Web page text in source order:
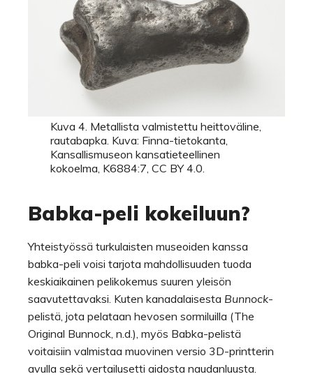
Kuva 4. Metallista valmistettu heittoväline,
rautabapka. Kuva: Finna-tietokanta,
Kansallismuseon kansatieteellinen
kokoelma, K6884:7, CC BY 4.0.
Babka-peli kokeiluun?
Yhteistyössä turkulaisten museoiden kanssa
babka-peli voisi tarjota mahdollisuuden tuoda
keskiaikainen pelikokemus suuren yleisön
saavutettavaksi. Kuten kanadalaisesta Bunnock-
pelistä, jota pelataan hevosen sormiluilla (The
Original Bunnock, n.d.), myös Babka-pelistä
voitaisiin valmistaa muovinen versio 3D-printterin
avulla sekä vertailusetti aidosta naudanluusta.